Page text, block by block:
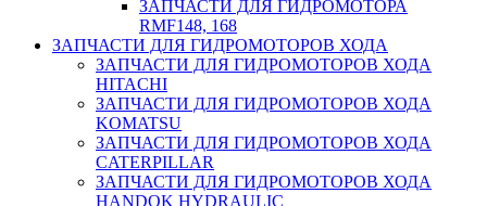
ЗАПЧАСТИ ДЛЯ ГИДРОМОТОРА
RMF148, 168
ЗАПЧАСТИ ДЛЯ ГИДРОМОТОРОВ ХОДА
ЗАПЧАСТИ ДЛЯ ГИДРОМОТОРОВ ХОДА
HITACHI
ЗАПЧАСТИ ДЛЯ ГИДРОМОТОРОВ ХОДА
KOMATSU
ЗАПЧАСТИ ДЛЯ ГИДРОМОТОРОВ ХОДА
CATERPILLAR
ЗАПЧАСТИ ДЛЯ ГИДРОМОТОРОВ ХОДА
HANDOK HYDRAULIC